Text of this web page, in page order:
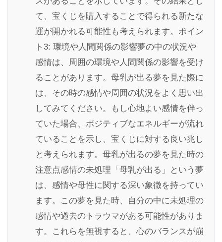
て、宝くじを購入することで得られる新たな
運が開かれる可能性も考えられます。ポイン
ト3: 環境や人間関係の影響夢の中の状況や
感情は、周囲の環境や人間関係の影響を受け
ることがあります。母乳が出る夢を見た際に
は、その時の感情や周囲の状況をよく思い出
してみてください。もし心地よい感情を伴っ
ていた場合、ポジティブなエネルギーが流れ
ていることを示し、宝くじに対する良い兆し
と考えられます。母乳が出るの夢を見た時の
注意点感情の未処理「母乳が出る」という夢
は、感情や母性に関する深い象徴を持ってい
ます。この夢を見た時、自分の中に未処理の
感情や過去のトラウマがある可能性がありま
す。これらを無視すると、心のバランスが崩